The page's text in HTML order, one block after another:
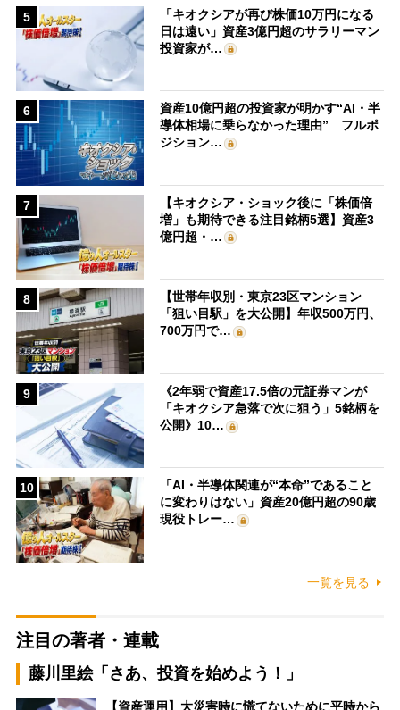
5
「キオクシアが再び株価10万円になる
日は遠い」資産3億円超のサラリーマン
投資家が…
6
資産10億円超の投資家が明かす“AI・半
導体相場に乗らなかった理由” フルポ
ジション…
7
【キオクシア・ショック後に「株価倍
増」も期待できる注目銘柄5選】資産3
億円超・…
8
【世帯年収別・東京23区マンション
「狙い目駅」を大公開】年収500万円、
700万円で…
9
《2年弱で資産17.5倍の元証券マンが
「キオクシア急落で次に狙う」5銘柄を
公開》10…
10
「AI・半導体関連が“本命”であること
に変わりはない」資産20億円超の90歳
現役トレー…
一覧を見る
注目の著者・連載
藤川里絵「さあ、投資を始めよう！」
【資産運用】大災害時に慌てないために平時から